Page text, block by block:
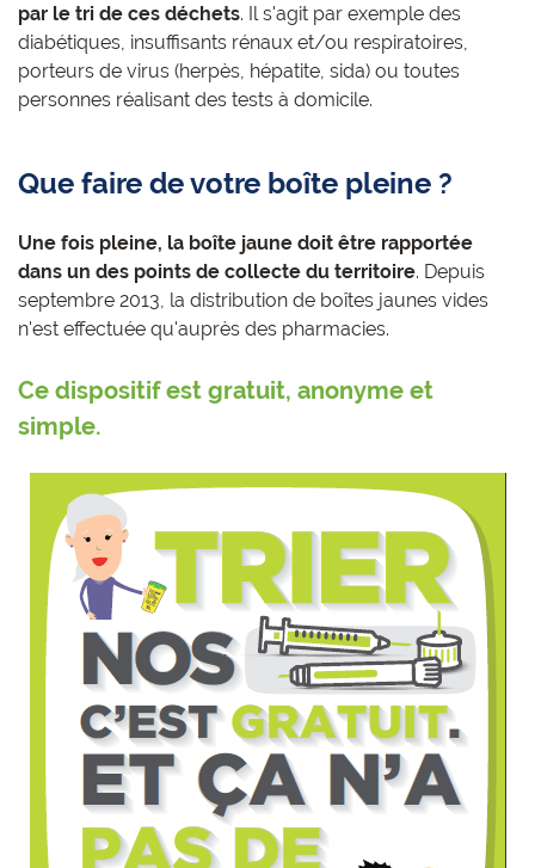
par le tri de ces déchets. Il s'agit par exemple des
diabétiques, insuffisants rénaux et/ou respiratoires,
porteurs de virus (herpès, hépatite, sida) ou toutes
personnes réalisant des tests à domicile.
Que faire de votre boîte pleine ?
Une fois pleine, la boîte jaune doit être rapportée
dans un des points de collecte du territoire. Depuis
septembre 2013, la distribution de boîtes jaunes vides
n'est effectuée qu'auprès des pharmacies.
Ce dispositif est gratuit, anonyme et
simple.